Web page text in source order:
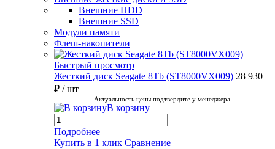
Внешние HDD
Внешние SSD
Модули памяти
Флеш-накопители
Быстрый просмотр
Жесткий диск Seagate 8Tb (ST8000VX009) 28 930
₽ / шт
Актуальность цены подтвердите у менеджера
В корзину
Подробнее
Купить в 1 клик Сравнение